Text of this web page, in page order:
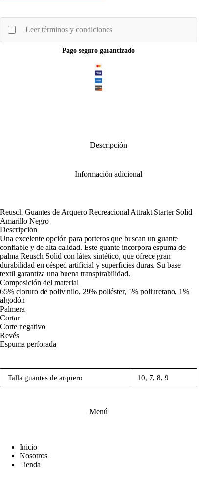
Solid
AmarilloLeer términos y condiciones
Pago seguro garantizado
Descripción
Información adicional
Reusch Guantes de Arquero Recreacional Attrakt Starter Solid
Amarillo Negro
Descripción
Una excelente opción para porteros que buscan un guante
confiable y de alta calidad. Este guante incorpora espuma de
palma Reusch Solid con látex sintético, que ofrece gran
durabilidad en césped artificial y superficies duras. Su base
textil garantiza una buena transpirabilidad.
Composición del material
65% cloruro de polivinilo, 29% poliéster, 5% poliuretano, 1%
algodón
Palmera
Cortar
Corte negativo
Revés
Espuma perforada
Talla guantes de arquero 10, 7, 8, 9
Menú
Inicio
Nosotros
Tienda